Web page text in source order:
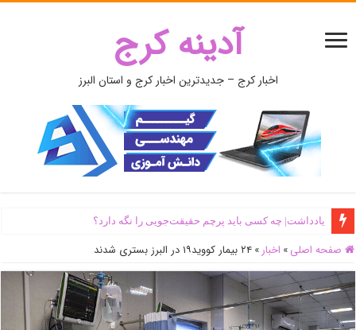
آدینه کرج
اخبار کرج – جدیدترین اخبار کرج و استان البرز
یادداشت| ‌چه کسی باید پرچم حقیقت‌جویی را نگه دارد؟
صفحه اصلی » اخبار » ۲۴ بیمار کووید۱۹ در البرز بستری شدند